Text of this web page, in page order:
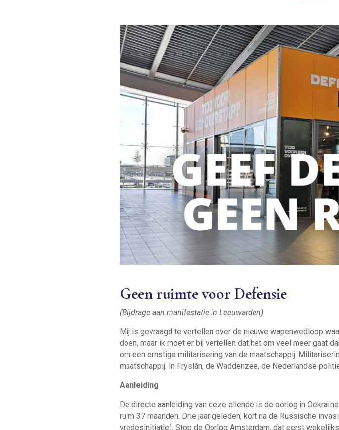
Geen ruimte voor Defensie
(Bijdrage aan manifestatie in Leeuwarden)
Mij is gevraagd te vertellen over de nieuwe wapenwedloop
doen, maar ik moet er bij vertellen dat het om veel meer gaat
om een ernstige militarisering van de maatschappij.
maatschappij. In Fryslân, de Waddenzee, de Nederlandse
Aanleiding
De directe aanleiding van deze ellende is de oorlog in
ruim 37 maanden. Drie jaar geleden, kort na de Russische
vredesinitiatief, Stop de Oorlog Amsterdam, dat eerst